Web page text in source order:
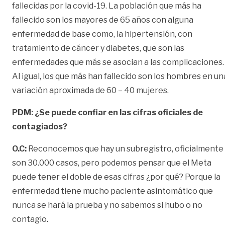
fallecidas por la covid-19. La población que más ha
fallecido son los mayores de 65 años con alguna
enfermedad de base como, la hipertensión, con
tratamiento de cáncer y diabetes, que son las
enfermedades que más se asocian a las complicaciones.
Al igual, los que más han fallecido son los hombres en
variación aproximada de 60 – 40 mujeres.
PDM: ¿Se puede confiar en las cifras oficiales de
contagiados?
O.C: Reconocemos que hay un subregistro, oficialmente
son 30.000 casos, pero podemos pensar que el Meta
puede tener el doble de esas cifras ¿por qué? Porque la
enfermedad tiene mucho paciente asintomático que
nunca se hará la prueba y no sabemos si hubo o no
contagio.